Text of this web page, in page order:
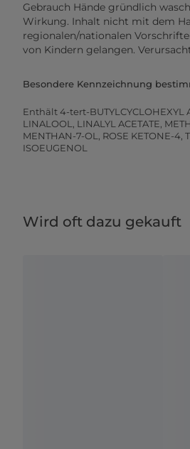
Gebrauch Hände gründlich
Wirkung. Inhalt nicht mit dem
regionalen/nationalen
von Kindern gelangen.
Besondere Kennzeichnung
Enthält 4-tert-BUTYLCYCLOHEXYL
LINALOOL, LINALYL ACETATE,
MENTHAN-7-OL, ROSE KETONE-4,
ISOEUGENOL
Wird oft dazu gekauft